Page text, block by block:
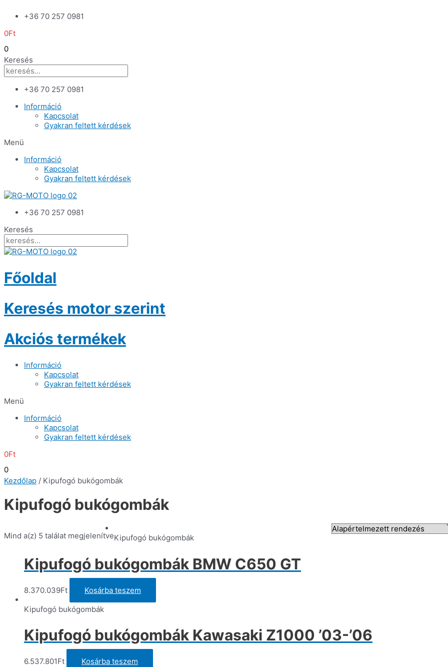
+36 70 257 0981
0Ft
0
Keresés
+36 70 257 0981
Információ
Kapcsolat
Gyakran feltett kérdések
Menü
Információ
Kapcsolat
Gyakran feltett kérdések
+36 70 257 0981
Keresés
Főoldal
Keresés motor szerint
Akciós termékek
Információ
Kapcsolat
Gyakran feltett kérdések
Menü
Információ
Kapcsolat
Gyakran feltett kérdések
0Ft
0
Kezdőlap / Kipufogó bukógombák
Kipufogó bukógombák
Mind a(z) 5 találat megjelenítveKipufogó bukógombák
Kipufogó bukógombák BMW C650 GT
8.370.039Ft
Kosárba teszem
Kipufogó bukógombák
Kipufogó bukógombák Kawasaki Z1000 ’03-’06
6.537.801Ft
Kosárba teszem